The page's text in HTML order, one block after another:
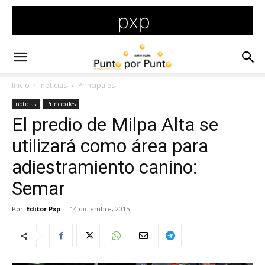
Inicio noticias Principales
noticias Principales
El predio de Milpa Alta se
utilizará como área para
adiestramiento canino:
Semar
Por Editor Pxp - 14 diciembre, 2015